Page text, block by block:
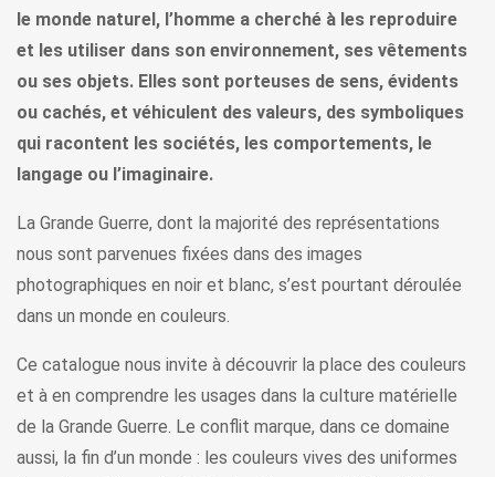
le monde naturel, l’homme a cherché à les reproduire
et les utiliser dans son environnement, ses vêtements
ou ses objets. Elles sont porteuses de sens, évidents
ou cachés, et véhiculent des valeurs, des symboliques
qui racontent les sociétés, les comportements, le
langage ou l’imaginaire.
La Grande Guerre, dont la majorité des représentations
nous sont parvenues fixées dans des images
photographiques en noir et blanc, s’est pourtant déroulée
dans un monde en couleurs.
Ce catalogue nous invite à découvrir la place des couleurs
et à en comprendre les usages dans la culture matérielle
de la Grande Guerre. Le conflit marque, dans ce domaine
aussi, la fin d’un monde : les couleurs vives des uniformes